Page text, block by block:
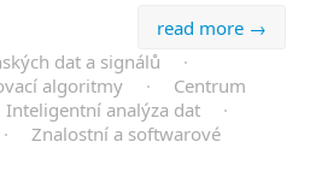
read more →
dat a signálů
·
algoritmy
·
Centrum
Inteligentní analýza dat
·
·
Znalostní a softwarové